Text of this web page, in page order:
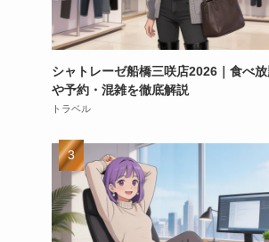
シャトレーゼ船橋三咲店2026｜食べ
や予約・混雑を徹底解説
トラベル